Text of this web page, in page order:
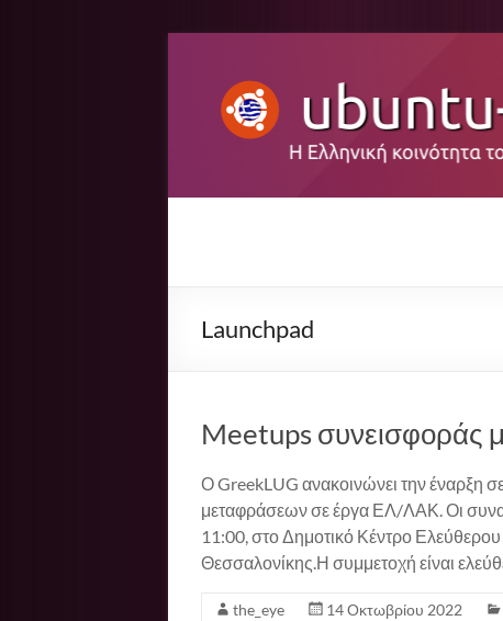
περιεχόμενο
Ubuntu
Launchpad
Meetups
Ο GreekLUG ανακοινώνει την έναρξη
μεταφράσεων σε έργα ΕΛ/ΛΑΚ. Οι
11:00, στο Δημοτικό Κέντρο
Θεσσαλονίκης.Η συμμετοχή είναι
the_eye 14 Οκτωβρίου 2022